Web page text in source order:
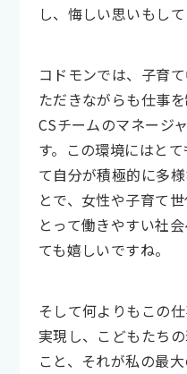
し、悔しい思いもして
コドモンでは、子育
ただきながらも仕事
CSチームのマネージ
す。この環境にはと
て自分が積極的に多
とで、女性や子育て
とって働きやすい社
ても嬉しいですね。
そして何よりもこの
実現し、こどもたち
こと、それが私の最